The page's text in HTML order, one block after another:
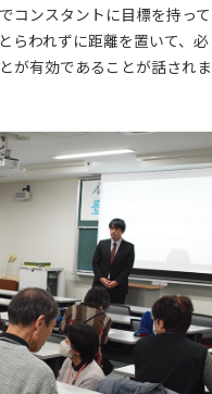
コンスタントに目標を持って
らわれずに距離を置いて、必
が有効であることが話されま